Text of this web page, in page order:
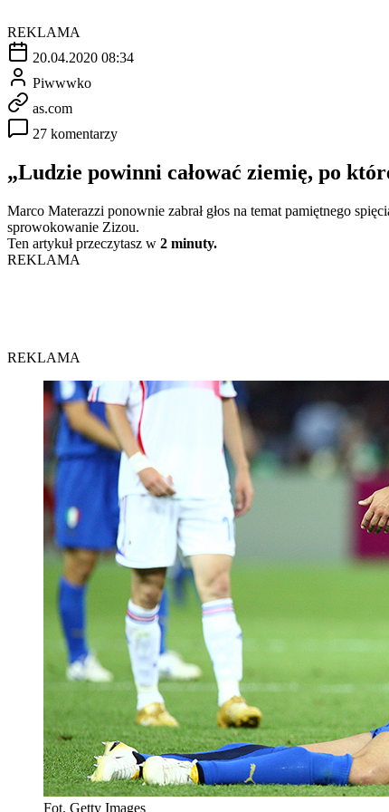
REKLAMA
20.04.2020 08:34
Piwwwko
as.com
27 komentarzy
„Ludzie powinni całować ziemię, po
Marco Materazzi ponownie zabrał głos na temat pamiętnego
sprowokowanie Zizou.
Ten artykuł przeczytasz w 2 minuty.
REKLAMA
REKLAMA
Fot. Getty Images